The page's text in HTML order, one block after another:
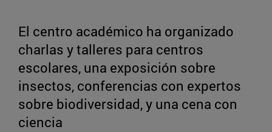
El centro académico ha organizado
charlas y talleres para centros
escolares, una exposición sobre
insectos, conferencias con expertos
sobre biodiversidad, y una cena con
ciencia